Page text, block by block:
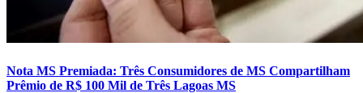
Nota MS Premiada: Três Consumidores de MS Compartilham
Prêmio de R$ 100 Mil de Três Lagoas MS